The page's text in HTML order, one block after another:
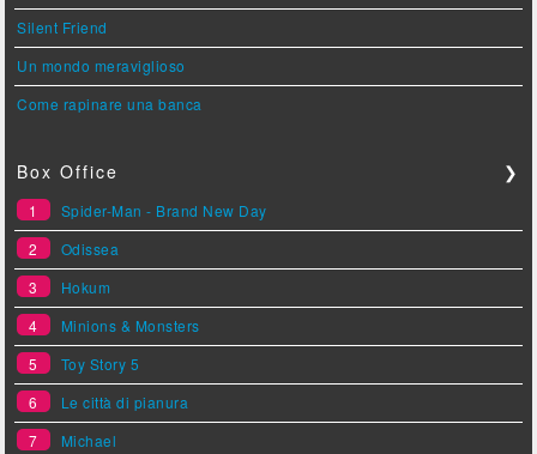
Silent Friend
Un mondo meraviglioso
Come rapinare una banca
Box Office ❯
1
Spider-Man - Brand New Day
2
Odissea
3
Hokum
4
Minions & Monsters
5
Toy Story 5
6
Le città di pianura
7
Michael